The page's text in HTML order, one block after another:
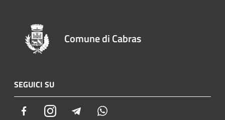
Comune di Cabras
SEGUICI SU
FacebookInstagram Telegram